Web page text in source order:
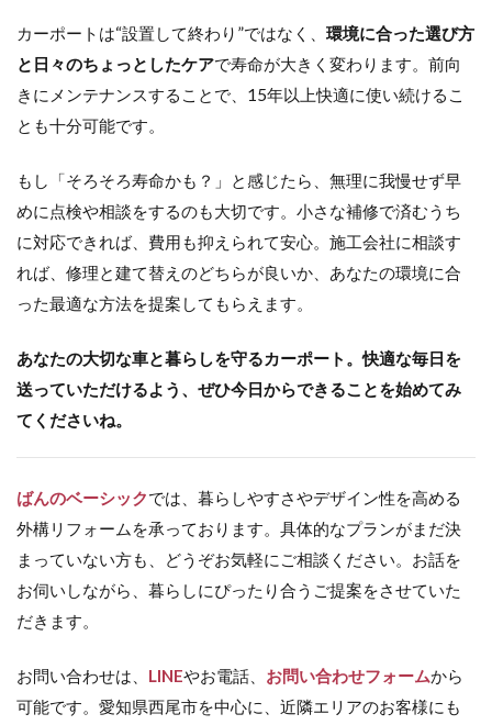
カーポートは“設置して終わり”ではなく、 環境に合った選び方
と日々のちょっとしたケアで寿命が大きく変わります。前向
きにメンテナンスすることで、15年以上快適に使い続けるこ
とも十分可能です。
もし「そろそろ寿命かも？」と感じたら、無理に我慢せず早
めに点検や相談をするのも大切です。小さな補修で済むうち
に対応できれば、費用も抑えられて安心。施工会社に相談す
れば、修理と建て替えのどちらが良いか、あなたの環境に合
った最適な方法を提案してもらえます。
あなたの大切な車と暮らしを守るカーポート。快適な毎日を
送っていただけるよう、ぜひ今日からできることを始めてみ
てくださいね。
ばんのベーシックでは、暮らしやすさやデザイン性を高める
外構リフォームを承っております。具体的なプランがまだ決
まっていない方も、どうぞお気軽にご相談ください。お話を
お伺いしながら、暮らしにぴったり合うご提案をさせていた
だきます。
お問い合わせは、 LINEやお電話、 お問い合わせフォームから
可能です。愛知県西尾市を中心に、近隣エリアのお客様にも
美濃クラフト Line-s
美濃クラフト アイアンクラフト
美濃クラフト エンシェント
美濃クラフト カリーノ･ピュア
美濃クラフト スタンダード SN-1
美濃クラフト ステディ AS-11
美濃クラフト ステラルーチェ
美濃クラフト ステンレス シャイン
美濃クラフト タイル
美濃クラフト ミール
美濃クラフト モデスト
美濃クラフト ルミライン
美濃クラフト 素焼き陶器 TN-43
美濃クラフト 鋳物文字
検索